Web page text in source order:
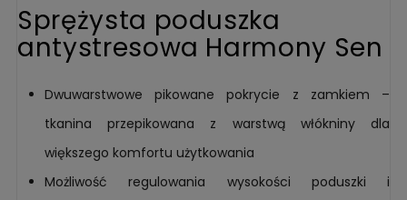
Sprężysta poduszka
antystresowa Harmony Sen
Dwuwarstwowe pikowane pokrycie z zamkiem –
tkanina przepikowana z warstwą włókniny dla
większego komfortu użytkowania
Możliwość regulowania wysokości poduszki i